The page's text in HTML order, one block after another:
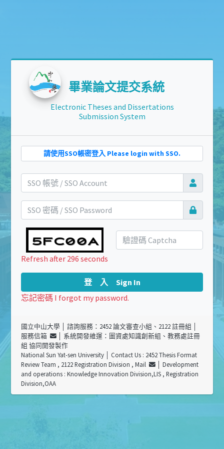
畢業論文提交系統
Electronic Theses and Dissertations
Submission System
請使用SSO帳密登入 Please login with SSO.
Refresh after 296 seconds
登 入 Sign In
忘記密碼 I forgot my password.
國立中山大學 │ 諮詢服務：2452 論文審查小組、2122 註冊組 │
服務信箱
│ 系統開發維運：圖資處知識創新組、教務處註冊
組 協同開發製作
National Sun Yat-sen University │ Contact Us : 2452 Thesis Format
Review Team , 2122 Registration Division ,Mail
│ Development
and operations : Knowledge Innovation Division,LIS , Registration
Division,OAA